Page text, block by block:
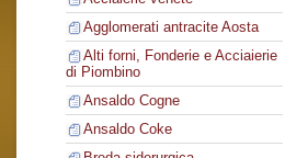
Agglomerati antracite Aosta
Alti forni, Fonderie e Acciaierie
di Piombino
Ansaldo Cogne
Ansaldo Coke